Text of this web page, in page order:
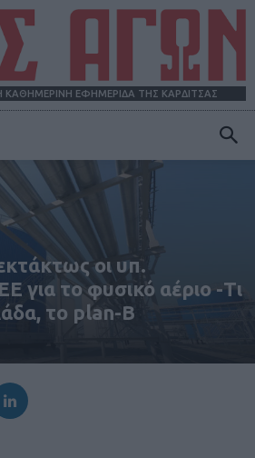
ΚΑΘΗΜΕΡΙΝΗ ΕΦΗΜΕΡΙΔΑ ΤΗΣ ΚΑΡΔΙΤΣΑΣ
ΑΓΩΝ
οι υπ.
για το φυσικό αέριο -Τι
το plan-B